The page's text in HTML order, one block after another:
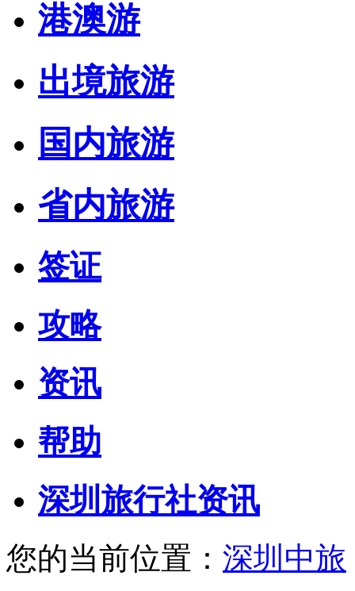
港澳游
出境旅游
国内旅游
省内旅游
签证
攻略
资讯
帮助
深圳旅行社资讯
您的当前位置： 深圳中旅